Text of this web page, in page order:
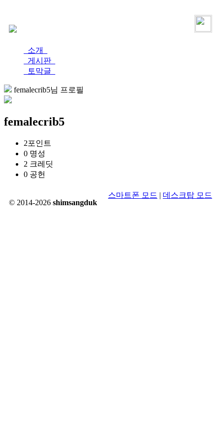
소개
게시판
토막글
femalecrib5님 프로필
femalecrib5
2포인트
0 명성
2 크레딧
0 공헌
© 2014-2026 shimsangduk
스마트폰 모드 | 데스크탑 모드